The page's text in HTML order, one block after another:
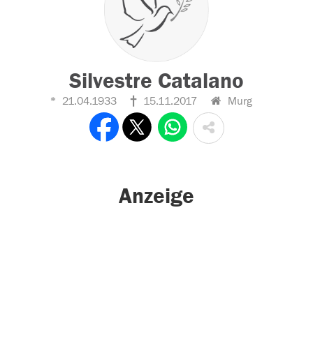
Silvestre Catalano
21.04.1933 15.11.2017 Murg
Anzeige